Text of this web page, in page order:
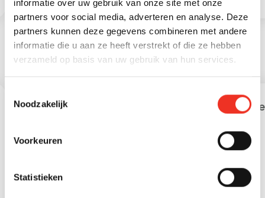
informatie over uw gebruik van onze site met onze
partners voor social media, adverteren en analyse. Deze
partners kunnen deze gegevens combineren met andere
informatie die u aan ze heeft verstrekt of die ze hebben
verzameld op basis van uw gebruik van hun services.
Noodzakelijk
Voorkeuren
Statistieken
Leeftijd in gemeente